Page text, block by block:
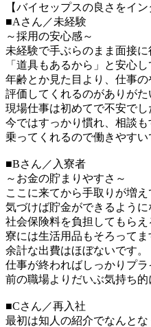
【バイセップスの良さをイン
■Aさん／未経験
～採用の安心感～
未経験で手ぶらのまま面接に
「道具もあるから」と安心
年齢とか見た目より、仕事の
評価してくれるのがありがた
現場仕事は初めてで不安でし
今ではすっかり慣れ、相談も
乗ってくれるので働きやすい
■Bさん／入寮者
～お金の貯まりやすさ～
ここに来てから手取りが増え
気づけば貯金ができるように
社会保険料を負担してもらえ
寮には生活用品もそろってま
余計な出費はほぼないです。
仕事が終わればしっかりプラ
前の職場よりだいぶ気持ち的
■Cさん／再入社
最初は知人の紹介でなんとな